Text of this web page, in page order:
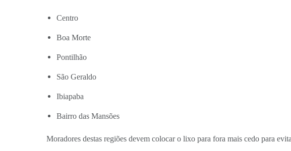
Centro
Boa Morte
Pontilhão
São Geraldo
Ibiapaba
Bairro das Mansões
Moradores destas regiões devem colocar o lixo para fora mais cedo para